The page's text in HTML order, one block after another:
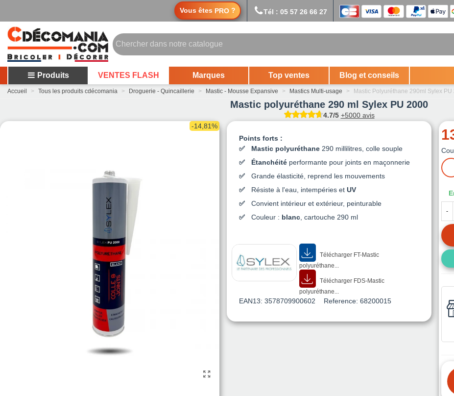
Vous êtes PRO ? Tél : 05 57 26 66 27
Produits VENTES FLASH Marques Top ventes Blog et conseils
Accueil > Tous les produits cdécomania > Droguerie - Quincaillerie > Mastic - Mousse Expansive > Mastics Multi-usage > Mastic Polyuréthane 290ml Sylex PU
Mastic polyuréthane 290 ml Sylex PU 2000
4.7/5 +5000 avis
-14,81%
Points forts :
Mastic polyuréthane290 millilitres, colle souple
Étanchéitéperformante pour joints en maçonnerie
Grande élasticité, reprend les mouvements
Résiste à l'eau, intempéries et UV
Convient intérieur et extérieur, peinturable
Couleur : blanc, cartouche 290 ml
Télécharger FT-Mastic
polyuréthane...
Télécharger FDS-Mastic
polyuréthane...
EAN13: 3578709900602 Reference: 68200015
-